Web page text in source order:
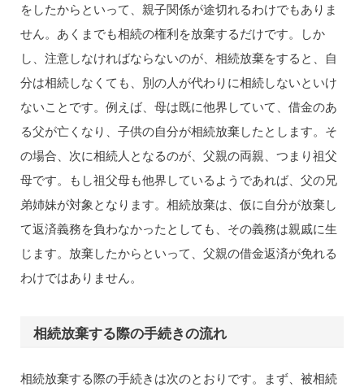
をしたからといって、親子関係が途切れるわけでもありま
せん。あくまでも相続の権利を放棄するだけです。しか
し、注意しなければならないのが、相続放棄をすると、自
分は相続しなくても、別の人が代わりに相続しないといけ
ないことです。例えば、母は既に他界していて、借金のあ
る父が亡くなり、子供の自分が相続放棄したとします。そ
の場合、次に相続人となるのが、父親の両親、つまり祖父
母です。もし祖父母も他界しているようであれば、父の兄
弟姉妹が対象となります。相続放棄は、仮に自分が放棄し
て返済義務を負わなかったとしても、その義務は親戚に生
じます。放棄したからといって、父親の借金返済が免れる
わけではありません。
相続放棄する際の手続きの流れ
相続放棄する際の手続きは次のとおりです。まず、被相続